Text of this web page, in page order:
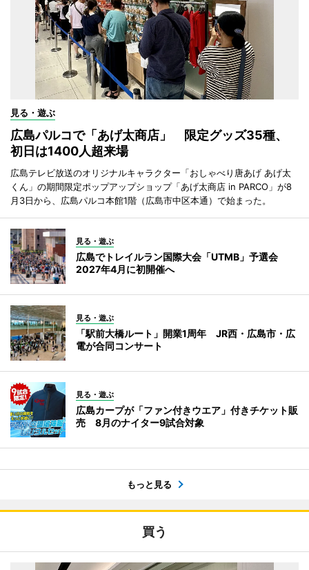
見る・遊ぶ
広島パルコで「あげ太商店」 限定グッズ35種、
初日は1400人超来場
広島テレビ放送のオリジナルキャラクター「おしゃべり唐あげ あげ太
くん」の期間限定ポップアップショップ「あげ太商店 in PARCO」が8
月3日から、広島パルコ本館1階（広島市中区本通）で始まった。
見る・遊ぶ
広島でトレイルラン国際大会「UTMB」予選会
2027年4月に初開催へ
見る・遊ぶ
「駅前大橋ルート」開業1周年 JR西・広島市・広
電が合同コンサート
見る・遊ぶ
広島カープが「ファン付きウエア」付きチケット販
売 8月のナイター9試合対象
もっと見る
買う